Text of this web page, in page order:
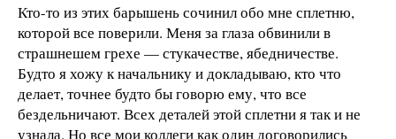
Кто-то из этих барышень сочинил обо мне сплетню,
которой все поверили. Меня за глаза обвинили в
страшнешем грехе — стукачестве, ябедничестве.
Будто я хожу к начальнику и докладываю, кто что
делает, точнее будто бы говорю ему, что все
бездельничают. Всех деталей этой сплетни я так и не
узнала. Но все мои коллеги как один договорились